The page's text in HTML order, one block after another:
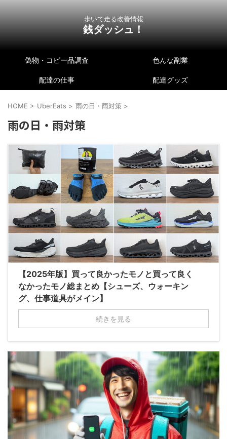
歩いて走る改善情報
銭ダッシュ！
偽物・コピー品調査 色んな副業
配達の仕事 配達グッズ
HOME > UberEats > 雨の日・雨対策 >
雨の日・雨対策
【2025年版】買って良かったモノと買って良く
なかったモノ総まとめ【シューズ、ウォーキン
グ、仕事道具がメイン】
続きを見る